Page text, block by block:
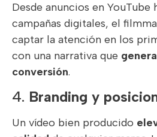
Desde anuncios en YouTube
campañas digitales, el
captar la atención en los
con una narrativa que
conversión.
4. Branding y
Un vídeo bien producido